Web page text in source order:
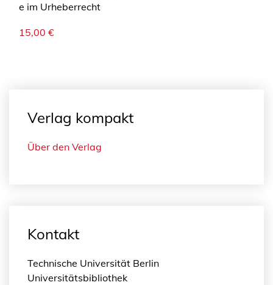
e im Urheberrecht
15,00 €
Verlag kompakt
Über den Verlag
Kontakt
Technische Universität Berlin
Universitätsbibliothek